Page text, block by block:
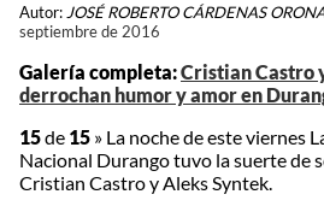
Autor: JOSÉ ROBERTO CÁRDENAS
septiembre de 2016
Galería completa:Cristian Castro
derrochan humor y amor en
15de 15 » La noche de este viernes
Nacional Durango tuvo la suerte de
Cristian Castro y Aleks Syntek.